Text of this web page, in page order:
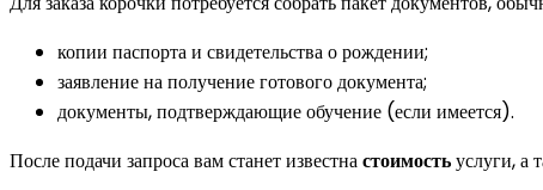
копии паспорта и свидетельства о рождении;
заявление на получение готового документа;
документы, подтверждающие обучение (если имеется).
После подачи запроса вам станет известнастоимостьуслуги, а